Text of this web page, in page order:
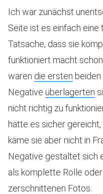
Ich war zunächst
Seite ist es einfach eine
Tatsache, dass sie
funktioniert macht
waren die ersten
Negative überlagerten
nicht richtig zu
hätte es sicher
käme sie aber nicht in
Negative gestaltet sich
als komplette Rolle
zerschnittenen Fotos.